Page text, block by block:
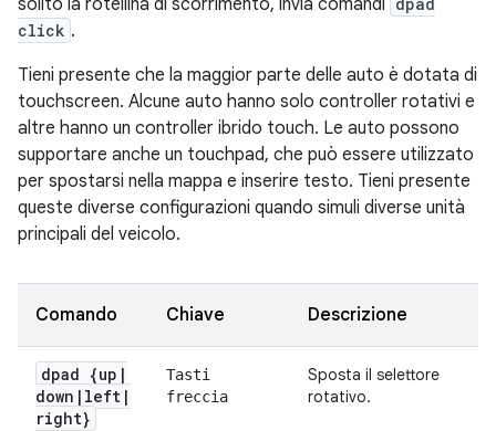
solito la rotellina di scorrimento, invia comandi
click .
Tieni presente che la maggior parte delle auto è dotata di
touchscreen. Alcune auto hanno solo controller rotativi e
altre hanno un controller ibrido touch. Le auto possono
supportare anche un touchpad, che può essere utilizzato
per spostarsi nella mappa e inserire testo. Tieni presente
queste diverse configurazioni quando simuli diverse unità
principali del veicolo.
Comando Chiave Descrizione
dpad {up |
down | left |
right}
Tasti
freccia
Sposta il selettore
rotativo.